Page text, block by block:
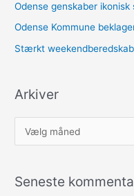
Odense genskaber
Odense Kommune
Stærkt
Arkiver
r
iSeneste